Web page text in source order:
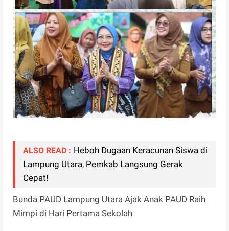
ALSO READ : Heboh Dugaan Keracunan Siswa di
Lampung Utara, Pemkab Langsung Gerak
Cepat!
Bunda PAUD Lampung Utara Ajak Anak PAUD Raih
Mimpi di Hari Pertama Sekolah